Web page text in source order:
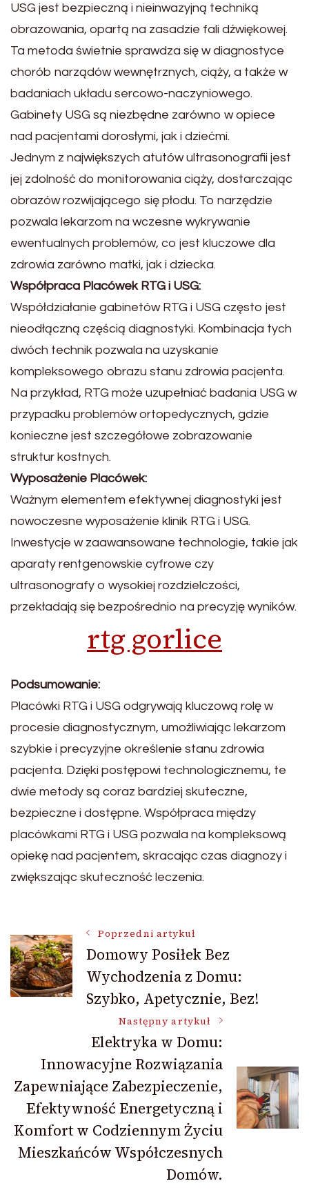
USG jest bezpieczną i nieinwazyjną techniką
obrazowania, opartą na zasadzie fali dźwiękowej.
Ta metoda świetnie sprawdza się w diagnostyce
chorób narządów wewnętrznych, ciąży, a także w
badaniach układu sercowo-naczyniowego.
Gabinety USG są niezbędne zarówno w opiece
nad pacjentami dorosłymi, jak i dziećmi.
Jednym z największych atutów ultrasonografii jest
jej zdolność do monitorowania ciąży, dostarczając
obrazów rozwijającego się płodu. To narzędzie
pozwala lekarzom na wczesne wykrywanie
ewentualnych problemów, co jest kluczowe dla
zdrowia zarówno matki, jak i dziecka.
Współpraca Placówek RTG i USG:
Współdziałanie gabinetów RTG i USG często jest
nieodłączną częścią diagnostyki. Kombinacja tych
dwóch technik pozwala na uzyskanie
kompleksowego obrazu stanu zdrowia pacjenta.
Na przykład, RTG może uzupełniać badania USG w
przypadku problemów ortopedycznych, gdzie
konieczne jest szczegółowe zobrazowanie
struktur kostnych.
Wyposażenie Placówek:
Ważnym elementem efektywnej diagnostyki jest
nowoczesne wyposażenie klinik RTG i USG.
Inwestycje w zaawansowane technologie, takie jak
aparaty rentgenowskie cyfrowe czy
ultrasonografy o wysokiej rozdzielczości,
przekładają się bezpośrednio na precyzję wyników.
rtg gorlice
Podsumowanie:
Placówki RTG i USG odgrywają kluczową rolę w
procesie diagnostycznym, umożliwiając lekarzom
szybkie i precyzyjne określenie stanu zdrowia
pacjenta. Dzięki postępowi technologicznemu, te
dwie metody są coraz bardziej skuteczne,
bezpieczne i dostępne. Współpraca między
placówkami RTG i USG pozwala na kompleksową
opiekę nad pacjentem, skracając czas diagnozy i
zwiększając skuteczność leczenia.
Nawigacja
wpisu
Poprzedni artykuł
Domowy Posiłek Bez
Wychodzenia z Domu:
Szybko, Apetycznie, Bez!
Następny artykuł
Elektryka w Domu:
Innowacyjne Rozwiązania
Zapewniające Zabezpieczenie,
Efektywność Energetyczną i
Komfort w Codziennym Życiu
Mieszkańców Współczesnych
Domów.